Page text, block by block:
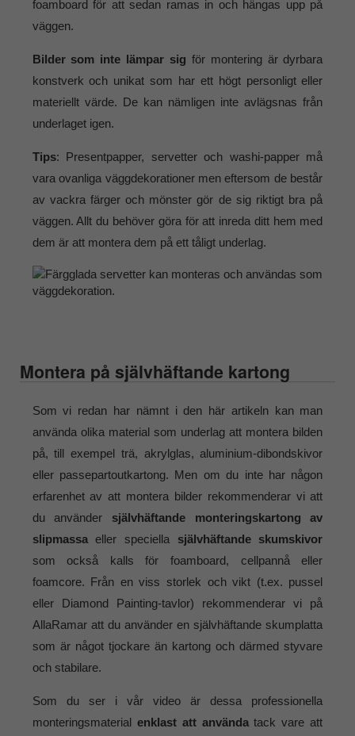
foamboard för att sedan ramas in och hängas upp på
väggen.
Bilder som inte lämpar sig för montering är dyrbara
konstverk och unikat som har ett högt personligt eller
materiellt värde. De kan nämligen inte avlägsnas från
underlaget igen.
Tips: Presentpapper, servetter och washi-papper må
vara ovanliga väggdekorationer men eftersom de består
av vackra färger och mönster gör de sig riktigt bra på
väggen. Allt du behöver göra för att inreda ditt hem med
dem är att montera dem på ett tåligt underlag.
Montera på självhäftande kartong
Som vi redan har nämnt i den här artikeln kan man
använda olika material som underlag att montera bilden
på, till exempel trä, akrylglas, aluminium-dibondskivor
eller passepartoutkartong. Men om du inte har någon
erfarenhet av att montera bilder rekommenderar vi att
du använder självhäftande monteringskartong av
slipmassaeller speciella självhäftande skumskivor
som också kalls för foamboard, cellpannå eller
foamcore. Från en viss storlek och vikt (t.ex. pussel
eller Diamond Painting-tavlor) rekommenderar vi på
AllaRamar att du använder en självhäftande skumplatta
som är något tjockare än kartong och därmed styvare
och stabilare.
Som du ser i vår video är dessa professionella
monteringsmaterial enklast att användatack vare att